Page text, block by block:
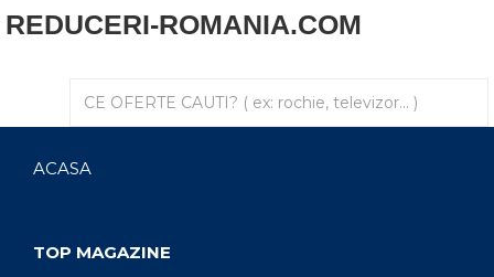
REDUCERI-ROMANIA.COM
ACASA
TOP MAGAZINE